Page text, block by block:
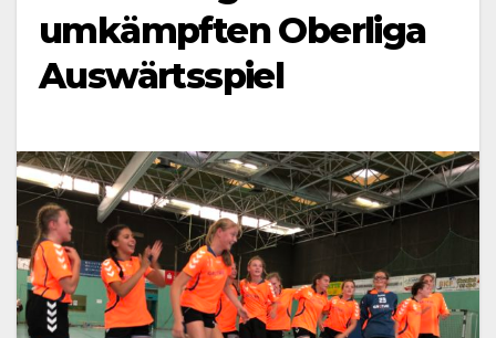
umkämpften Oberliga
Auswärtsspiel